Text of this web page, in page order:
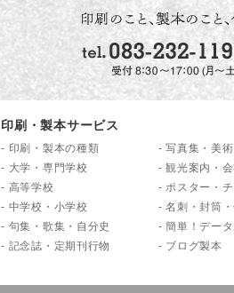
印刷・製本サービス
- 印刷・製本の種類
- 大学・専門学校
- 高等学校
- 中学校・小学校
- 句集・歌集・自分史
- 記念誌・定期刊行物
-写真集・美
-観光案内・
-ポスター・
-名刺・封筒
-簡単！デー
- ブログ製本